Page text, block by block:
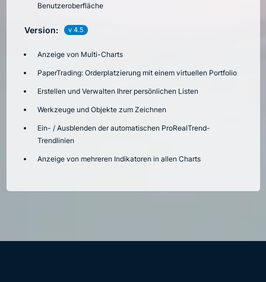
Benutzeroberfläche
Version: v 4.5
Anzeige von Multi-Charts
PaperTrading: Orderplatzierung mit einem virtuellen Portfolio
Erstellen und Verwalten Ihrer persönlichen Listen
Werkzeuge und Objekte zum Zeichnen
Ein- / Ausblenden der automatischen ProRealTrend-
Trendlinien
Anzeige von mehreren Indikatoren in allen Charts